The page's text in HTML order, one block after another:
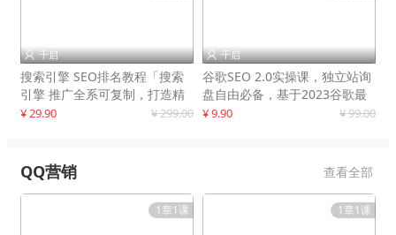
 千启
搜索引擎 SEO排名教程「搜索
引擎 推广全系可复制，打造精
准被动流量系统
¥ 29.90 ¥ 299.00
 千启
谷歌SEO 2.0实操课，独立站询
盘自由必备，基于2023谷歌最
新算法录制
¥ 9.90 ¥ 99.00
QQ营销 查看全部
1章1课 1章1课